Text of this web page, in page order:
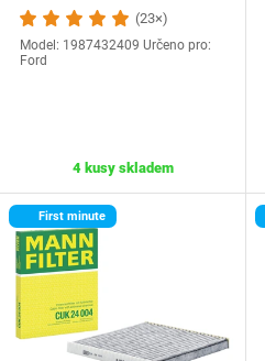
(23×)
Model: 1987432409 Určeno pro:
Ford
4 kusy skladem
First minute